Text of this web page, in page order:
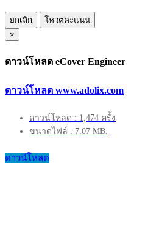
ยกเลิก
โหวตคะแนน
×
ดาวน์โหลด eCover Engineer
ดาวน์โหลด www.adolix.com
ดาวน์โหลด : 1,474 ครั้ง
ขนาดไฟล์ : 7.07 MB.
ดาวน์โหลด